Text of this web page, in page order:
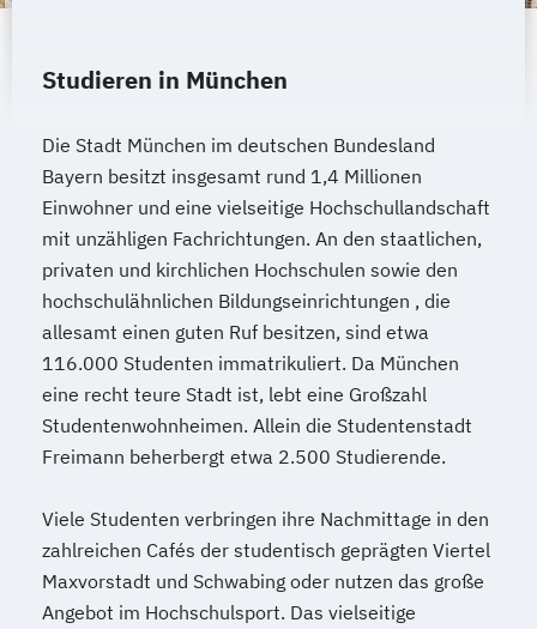
Personalentwickler*in
Personalmanagement kompakt
Programmieren in C/C++ kompakt
Projektmanagement kompakt
Prozessmanager*in digitale Methoden
Psycholgische*r Ersthelfer*in
Recruiter*in
Wirtschaftskommunikation
Referent*in International Business
Referent*in International Business
Communication English/French
Referent*in Wirtschaftsrecht
Regelungstechnik Salesmanager*in
Studieren in München
Die Stadt München im deutschen Bundesland
Bayern besitzt insgesamt rund 1,4 Millionen
Einwohner und eine vielseitige Hochschullandschaft
mit unzähligen Fachrichtungen. An den staatlichen,
privaten und kirchlichen Hochschulen sowie den
hochschulähnlichen Bildungseinrichtungen , die
allesamt einen guten Ruf besitzen, sind etwa
116.000 Studenten immatrikuliert. Da München
eine recht teure Stadt ist, lebt eine Großzahl
Studentenwohnheimen. Allein die Studentenstadt
Freimann beherbergt etwa 2.500 Studierende.
Viele Studenten verbringen ihre Nachmittage in den
zahlreichen Cafés der studentisch geprägten Viertel
Maxvorstadt und Schwabing oder nutzen das große
Angebot im Hochschulsport. Das vielseitige